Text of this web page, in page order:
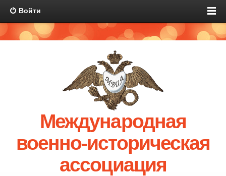
Войти
Международная
военно-историческая
ассоциация